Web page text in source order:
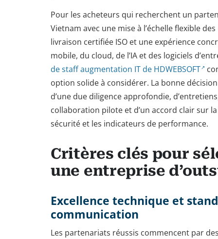
Pour les acheteurs qui recherchent un
Vietnam avec une mise à l’échelle flexible
livraison certifiée ISO et une expérience
mobile, du cloud, de l’IA et des logiciels
de staff augmentation IT de HDWEBSOFT
option solide à considérer. La bonne
d’une due diligence approfondie,
collaboration pilote et d’un accord clair sur
sécurité et les indicateurs de performance.
Critères clés pour
une entreprise
Excellence technique et
communication
Les partenariats réussis commencent par